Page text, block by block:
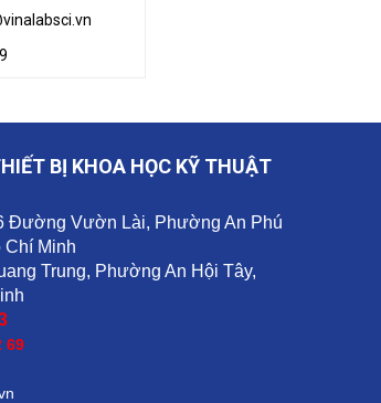
BỊ KHOA HỌC KỸ THUẬT
Đường Vườn Lài, Phường An Phú
Chí Minh
Trung, Phường An Hội Tây,
69